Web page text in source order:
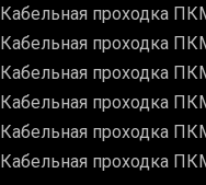
Кабельная проходка
Кабельная проходка
Кабельная проходка
Кабельная проходка
Кабельная проходка
Кабельная проходка